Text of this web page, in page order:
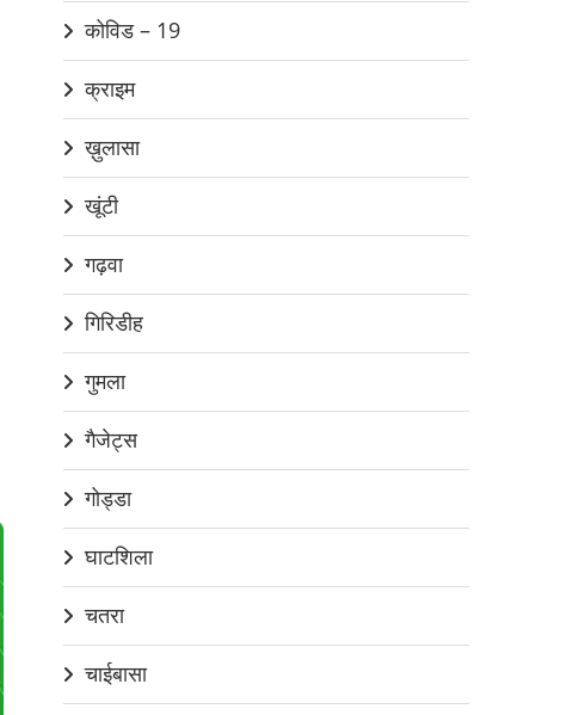
कोविड – 19
क्राइम
ख़ुलासा
खूंटी
गढ़वा
गिरिडीह
गुमला
गैजेट्स
गोड्डा
घाटशिला
चतरा
चाईबासा